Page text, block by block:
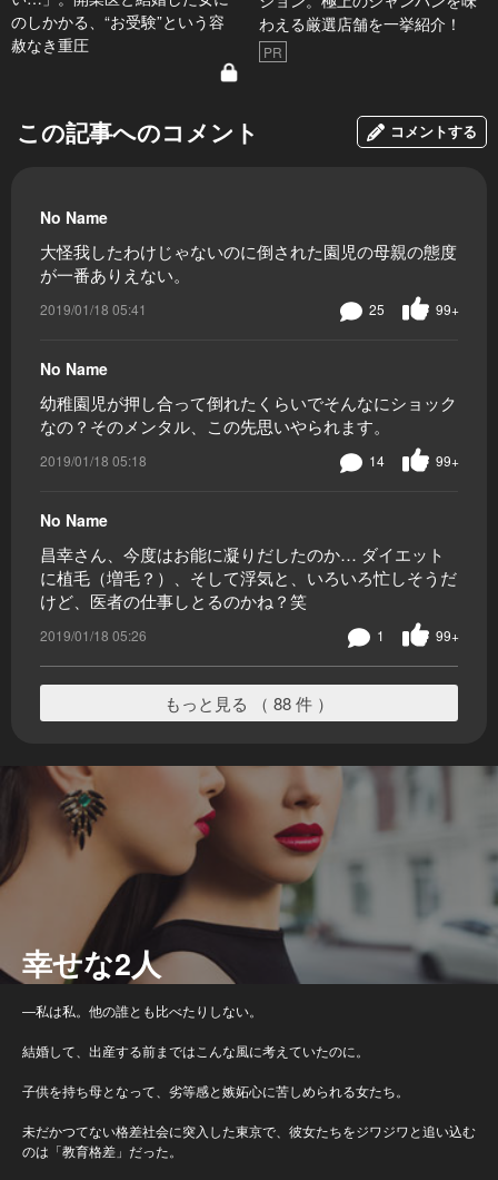
のしかかる、“お受験”という容
赦なき重圧
わえる厳選店舗を一挙紹介！
PR
この記事へのコメント コメントする
No Name
大怪我したわけじゃないのに倒された園児の母親の態度
が一番ありえない。
2019/01/18 05:41 99+
25
No Name
幼稚園児が押し合って倒れたくらいでそんなにショック
なの？そのメンタル、この先思いやられます。
2019/01/18 05:18 99+
14
No Name
昌幸さん、今度はお能に凝りだしたのか… ダイエット
に植毛（増毛？）、そして浮気と、いろいろ忙しそうだ
けど、医者の仕事しとるのかね？笑
2019/01/18 05:26 99+
1
もっと見る （ 88 件 ）
幸せな2人
―私は私。他の誰とも比べたりしない。
結婚して、出産する前まではこんな風に考えていたのに。
子供を持ち母となって、劣等感と嫉妬心に苦しめられる女たち。
未だかつてない格差社会に突入した東京で、彼女たちをジワジワと追い込む
のは「教育格差」だった。